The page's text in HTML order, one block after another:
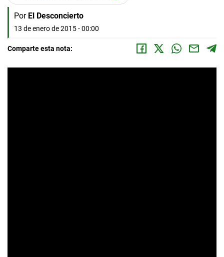
Por El Desconcierto
13 de enero de 2015 - 00:00
Comparte esta nota: